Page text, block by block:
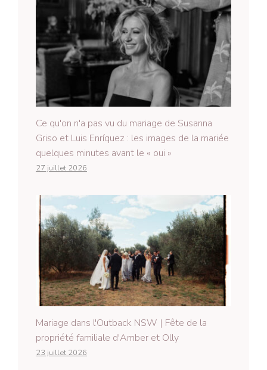
Ce qu'on n'a pas vu du mariage de Susanna
Griso et Luis Enríquez : les images de la mariée
quelques minutes avant le « oui »
27 juillet 2026
Mariage dans l'Outback NSW | Fête de la
propriété familiale d'Amber et Olly
23 juillet 2026